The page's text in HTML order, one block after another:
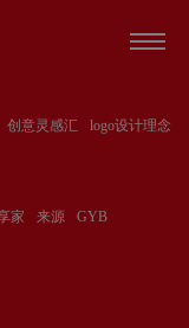
创意灵感汇
logo设计理念
家 来源 GYB